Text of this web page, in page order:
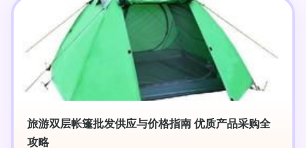
旅游双层帐篷批发供应与价格指南 优质产品采购全
攻略